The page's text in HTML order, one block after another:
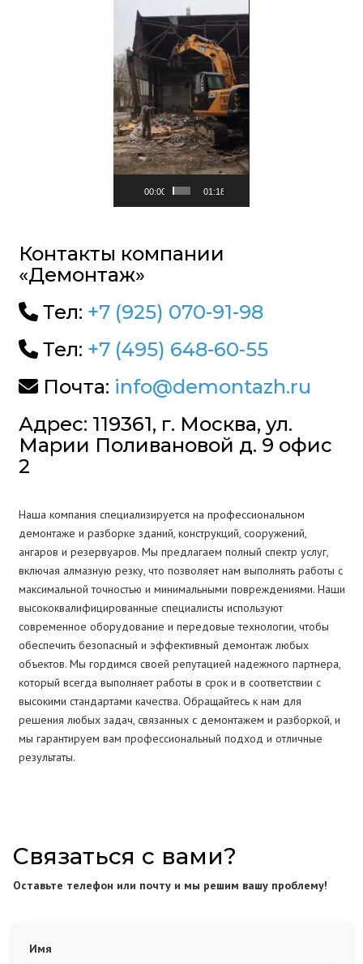
00:00 01:18
Контакты компании
«Демонтаж»
Тел: +7 (925) 070-91-98
Тел: +7 (495) 648-60-55
Почта: info@demontazh.ru
Адрес: 119361, г. Москва, ул.
Марии Поливановой д. 9 офис
2
Наша компания специализируется на профессиональном
демонтаже и разборке зданий, конструкций, сооружений,
ангаров и резервуаров. Мы предлагаем полный спектр услуг,
включая алмазную резку, что позволяет нам выполнять работы с
максимальной точностью и минимальными повреждениями. Наши
высококвалифицированные специалисты используют
современное оборудование и передовые технологии, чтобы
обеспечить безопасный и эффективный демонтаж любых
объектов. Мы гордимся своей репутацией надежного партнера,
который всегда выполняет работы в срок и в соответствии с
высокими стандартами качества. Обращайтесь к нам для
решения любых задач, связанных с демонтажем и разборкой, и
мы гарантируем вам профессиональный подход и отличные
результаты.
Связаться с вами?
Оставьте телефон или почту и мы решим вашу проблему!
Имя